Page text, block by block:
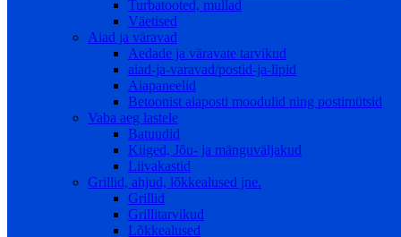
Turbatooted, mullad
Väetised
Aiad ja väravad
Aedade ja väravate tarvikud
aiad-ja-varavad/postid-ja-lipid
Aiapaneelid
Betoonist aiaposti moodulid ning postimütsid
Vaba aeg lastele
Batuudid
Kiiged, Jõu- ja mänguväljakud
Liivakastid
Grillid, ahjud, lõkkealused jne.
Grillid
Grillitarvikud
Lõkkealused